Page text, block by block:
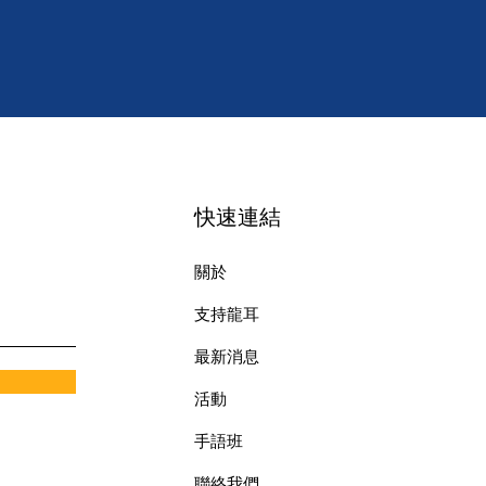
快速連結
關於
支持龍耳
最新消息
​活動
手語班